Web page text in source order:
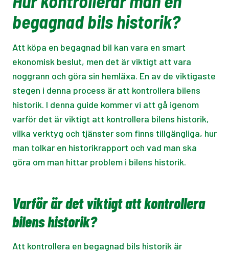
begagnad bils historik?
Att köpa en begagnad bil kan vara en smart
ekonomisk beslut, men det är viktigt att vara
noggrann och göra sin hemläxa. En av de viktigaste
stegen i denna process är att kontrollera bilens
historik. I denna guide kommer vi att gå igenom
varför det är viktigt att kontrollera bilens historik,
vilka verktyg och tjänster som finns tillgängliga, hur
man tolkar en historikrapport och vad man ska
göra om man hittar problem i bilens historik.
Varför är det viktigt att kontrollera
bilens historik?
Att kontrollera en begagnad bils historik är